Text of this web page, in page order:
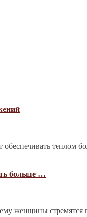
обеспечивать
больше …
женщины